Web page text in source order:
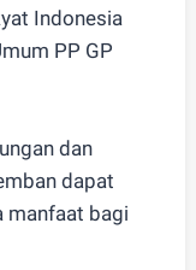
Indonesia
PP GP
dan
dapat
manfaat bagi